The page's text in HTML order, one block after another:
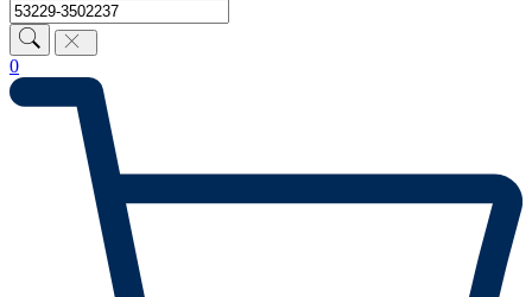
0